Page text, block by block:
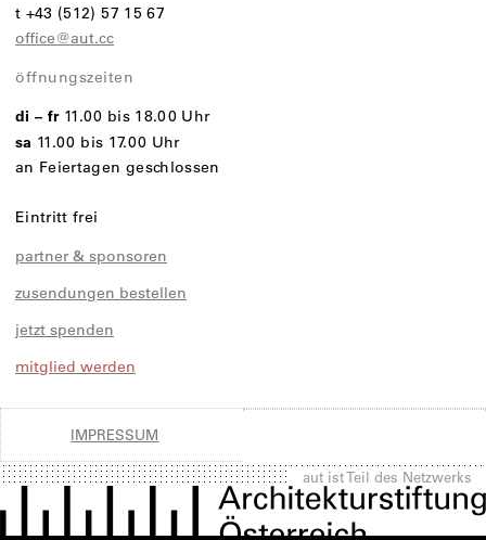
t +43 (512) 57 15 67
office@aut.cc
öffnungszeiten
di – fr 11.00 bis 18.00 Uhr
sa 11.00 bis 17.00 Uhr
an Feiertagen geschlossen
Eintritt frei
partner & sponsoren
zusendungen bestellen
jetzt spenden
mitglied werden
IMPRESSUM
aut ist Teil des Netzwerks